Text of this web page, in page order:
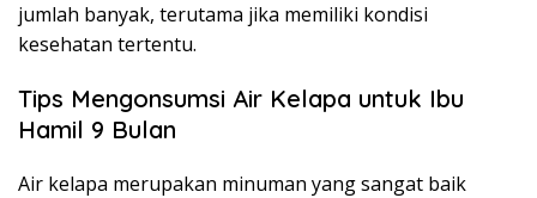
jumlah banyak, terutama jika memiliki kondisi
kesehatan tertentu.
Tips Mengonsumsi Air Kelapa untuk Ibu
Hamil 9 Bulan
Air kelapa merupakan minuman yang sangat baik